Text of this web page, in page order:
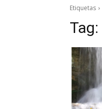
Etiquetas
Tag: